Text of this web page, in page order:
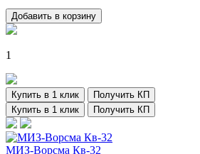
Добавить в корзину
1
Купить в 1 клик
Получить КП
Купить в 1 клик
Получить КП
МИЗ-Ворсма Кв-32